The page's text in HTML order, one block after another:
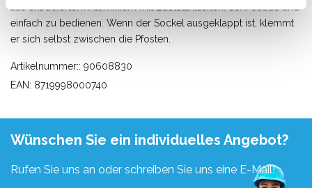
aus extrudiertem Aluminium mit Edelstahlstiften. Sehr solide und
einfach zu bedienen. Wenn der Sockel ausgeklappt ist, klemmt
er sich selbst zwischen die Pfosten.
Artikelnummer:: 90608830
EAN: 8719998000740
Wünschen Sie ein individuelles Angebot?
Rufen Sie uns an oder schreiben Sie uns eine E-Mail!